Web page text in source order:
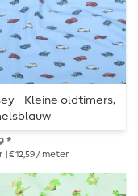
- Kleine oldtimers,
*
| € 12,59 / meter